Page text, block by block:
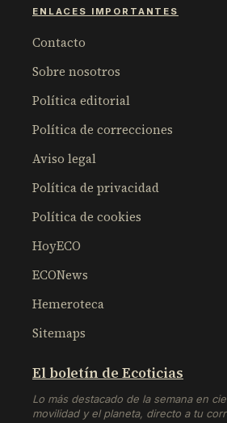
ENLACES IMPORTANTES
Contacto
Sobre nosotros
Política editorial
Política de correcciones
Aviso legal
Política de privacidad
Política de cookies
HoyECO
ECONews
Hemeroteca
Sitemaps
El boletín de Ecoticias
Lo más destacado de la semana en
movilidad y el planeta, directo a tu